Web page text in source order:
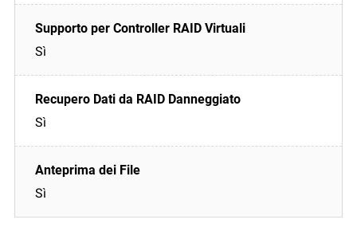
Sì
Sì
Sì